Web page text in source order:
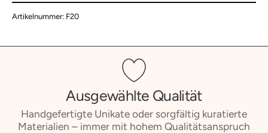
Artikelnummer: F20
Ausgewählte Qualität
Handgefertigte Unikate oder sorgfältig kuratierte
Materialien – immer mit hohem Qualitätsanspruch